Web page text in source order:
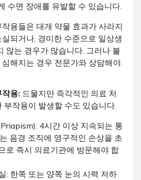
수면 장애를 유발할 수 있습니다.
용들은 대개 약물 효과가 사라지
되거나, 경미한 수준으로 일상생
않는 경우가 많습니다. 그러나 불
해지는 경우 전문가와 상담해야
용: 드물지만 즉각적인 의료 처
부작용이 발생할 수도 있습니다.
4시간 이상 지속되는 통
음경 조직에 영구적인 손상을 초
로 즉시 의료기관에 방문해야 합
: 한쪽 또는 양쪽 눈의 시력 저하